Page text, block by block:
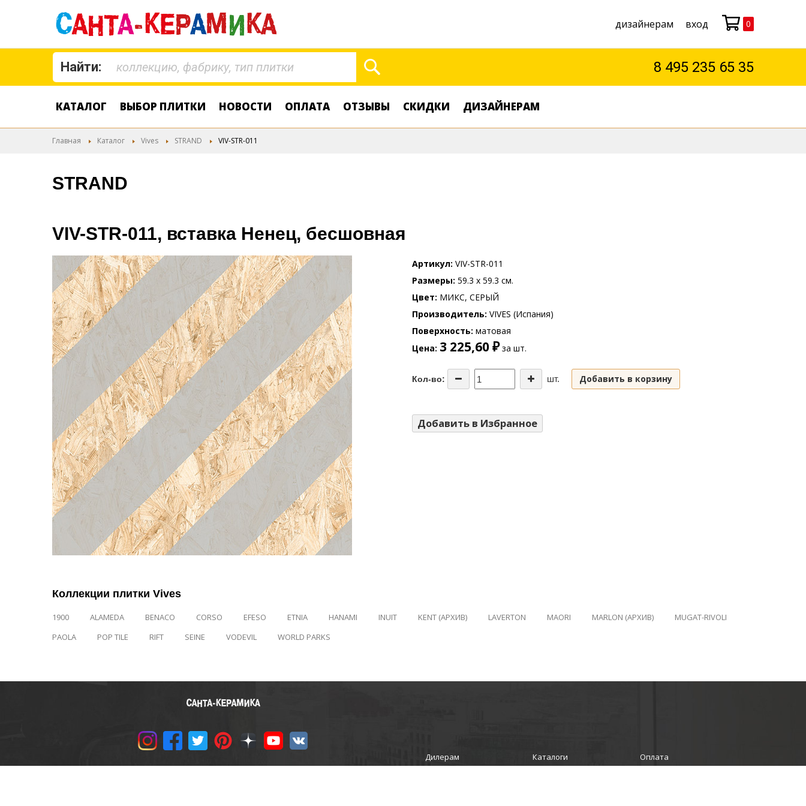
дизайнерам вход Моя корзина
0
Найти: 8 495 235 65 35
КАТАЛОГ ВЫБОР ПЛИТКИ НОВОСТИ ОПЛАТА ОТЗЫВЫ СКИДКИ ДИЗАЙНЕРАМ
Главная Каталог Vives STRAND VIV-STR-011
STRAND
VIV-STR-011, вставка Ненец, бесшовная
Артикул VIV-STR-011
Размеры 59.3 x 59.3 см.
Цвет МИКС, СЕРЫЙ
Производитель VIVES (Испания)
Поверхность матовая
Цена 3 225,60 ₽за шт.
Кол-во: шт. Добавить в корзину
Добавить в Избранное
Коллекции плитки Vives
1900 ALAMEDA BENACO CORSO EFESO ETNIA HANAMI INUIT KENT (АРХИВ) LAVERTON MAORI MARLON (АРХИВ)
MUGAT-RIVOLI
PAOLA
POP TILE RIFT SEINE VODEVIL WORLD PARKS
Дилерам Каталоги
Оплата